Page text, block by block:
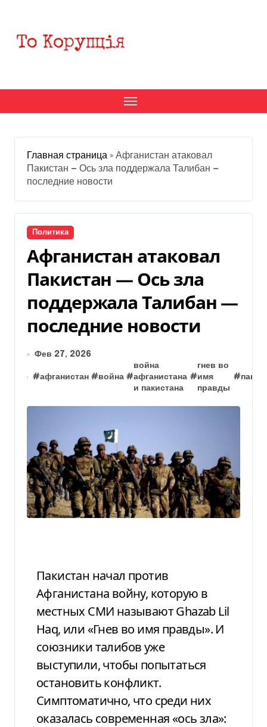
содержанию
Главная страница » Афганистан атаковал
Пакистан — Ось зла поддержала Талибан —
последние новости
Политика
Афганистан атаковал
Пакистан — Ось зла
поддержала Талибан —
последние новости
Фев 27, 2026
#афганистан #война #
война
афганистана
и пакистана
#
гнев во
имя
правды
#
Пакистан начал против
Афганистана войну, которую в
местных СМИ называют Ghazab Lil
Haq, или «Гнев во имя правды». И
союзники талибов уже
выступили, чтобы попытаться
остановить конфликт.
Симптоматично, что среди них
оказалась современная «ось зла»: